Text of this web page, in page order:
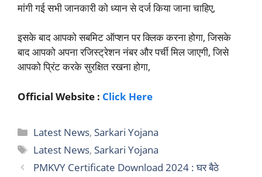
मांगी गई सभी जानकारी को ध्यान से दर्ज किया जाना चाहिए,
इसके बाद आपको सबमिट ऑप्शन पर क्लिक करना होगा, जिसके
बाद आपको अपना रजिस्ट्रेशन नंबर और पर्ची मिल जाएगी, जिसे
आपको प्रिंट करके सुरक्षित रखना होगा,
Official Website : Click Here
Categories
Latest News, Sarkari Yojana
Tags
Latest News, Sarkari Yojana
PMKVY Certificate Download 2024 : घर बैठे